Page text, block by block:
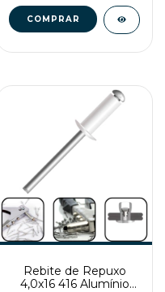
Rebite de Repuxo
4,0x16 416 Alumínio